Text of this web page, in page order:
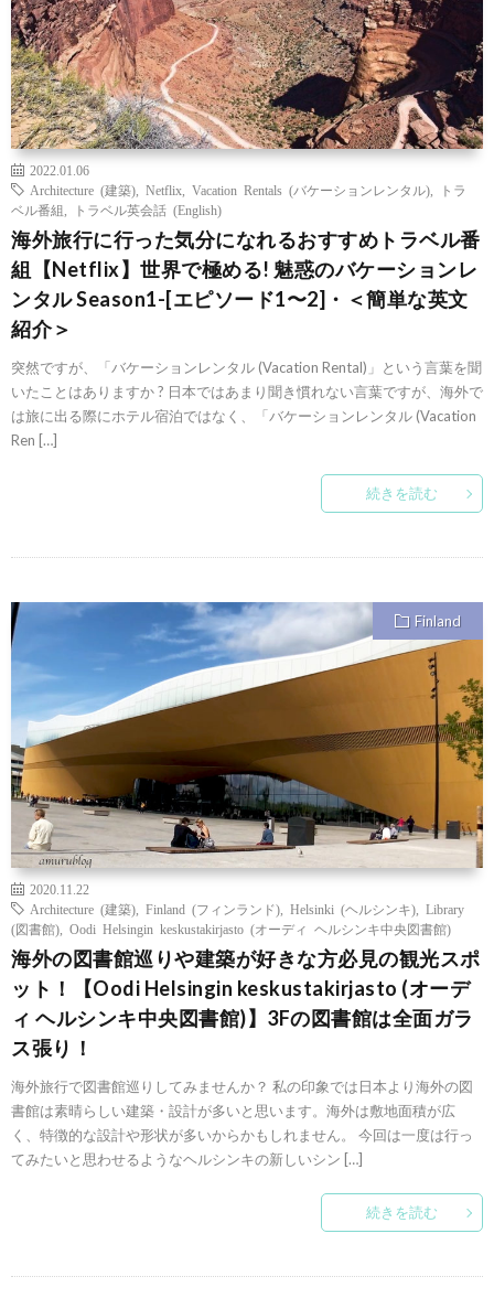
2022.01.06
Architecture (建築)
Netflix Vacation Rentals (バケーションレンタル)
トラ
ベル番組
トラベル英会話 (English)
海外旅行に行った気分になれるおすすめトラベル番
組【Netflix】世界で極める! 魅惑のバケーションレ
ンタル Season1-[エピソード1〜2]・＜簡単な英文
紹介＞
突然ですが、「バケーションレンタル (Vacation Rental)」という言葉を聞
いたことはありますか ? 日本ではあまり聞き慣れない言葉ですが、海外で
は旅に出る際にホテル宿泊ではなく、「バケーションレンタル (Vacation
Ren […]
続きを読む
Finland
2020.11.22
Architecture (建築)
Finland (フィンランド) Helsinki (ヘルシンキ)
Library
(図書館)
Oodi Helsingin keskustakirjasto (オーディ ヘルシンキ中央図書館)
海外の図書館巡りや建築が好きな方必見の観光スポ
ット！【Oodi Helsingin keskustakirjasto (オーデ
ィ ヘルシンキ中央図書館)】3Fの図書館は全面ガラ
ス張り！
海外旅行で図書館巡りしてみませんか？ 私の印象では日本より海外の図
書館は素晴らしい建築・設計が多いと思います。海外は敷地面積が広
く、特徴的な設計や形状が多いからかもしれません。 今回は一度は行っ
てみたいと思わせるようなヘルシンキの新しいシン […]
続きを読む